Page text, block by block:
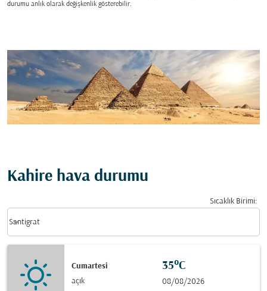
durumu anlık olarak değişkenlik gösterebilir.
Kahire hava durumu
Sıcaklık Birimi:
Santigrat
keyboard_arrow_down
Cumartesi
açık
35°C
08/08/2026